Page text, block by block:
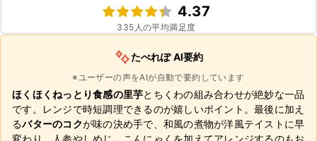
4.37
335 人の平均満足度
たべれぽ AI要約
※ユーザーの声をAIが自動で要約しています
ほくほくねっとり食感の里芋とちくわの組み合わせが絶妙な一品
です。レンジで時短調理できるのが嬉しいポイント。最後に加え
るバターのコクが味の決め手で、和風の煮物が洋風テイストに早
変わり。人参やしめじ、こんにゃくを加えてアレンジするのもお